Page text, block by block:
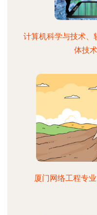
计算机科学与技术、
体技
厦门网络工程专